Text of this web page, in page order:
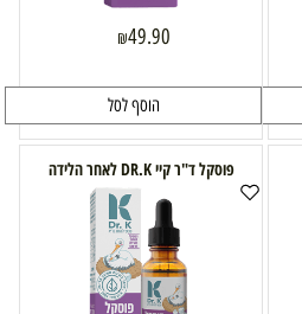
₪49.90
הוסף לסל
פוסקל ד"ר קיי DR.K לאחר הלידה